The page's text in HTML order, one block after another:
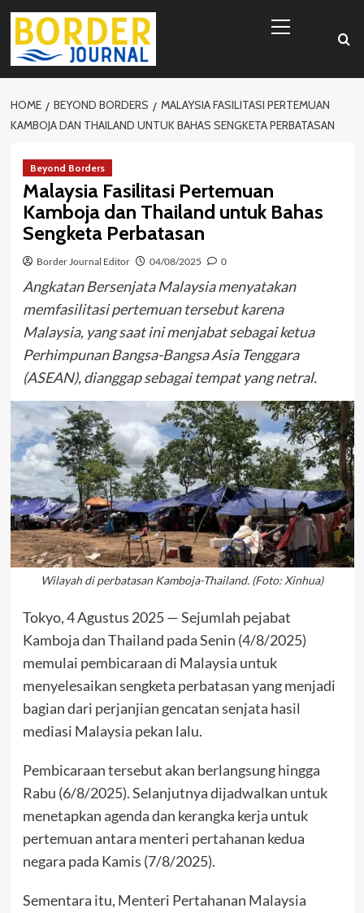
Skip
content
Menu
HOME BEYOND BORDERS
MALAYSIA FASILITASI PERTEMUAN
KAMBOJA DAN THAILAND UNTUK BAHAS SENGKETA PERBATASAN
Beyond Borders
Malaysia Fasilitasi Pertemuan
Kamboja dan Thailand untuk Bahas
Sengketa Perbatasan
Border Journal Editor 04/08/2025 0
Angkatan Bersenjata Malaysia menyatakan
memfasilitasi pertemuan tersebut karena
Malaysia, yang saat ini menjabat sebagai ketua
Perhimpunan Bangsa-Bangsa Asia Tenggara
(ASEAN), dianggap sebagai tempat yang netral.
Wilayah di perbatasan Kamboja-Thailand. (Foto: Xinhua)
Tokyo, 4 Agustus 2025 — Sejumlah pejabat
Kamboja dan Thailand pada Senin (4/8/2025)
memulai pembicaraan di Malaysia untuk
menyelesaikan sengketa perbatasan yang menjadi
bagian dari perjanjian gencatan senjata hasil
mediasi Malaysia pekan lalu.
Pembicaraan tersebut akan berlangsung hingga
Rabu (6/8/2025). Selanjutnya dijadwalkan untuk
menetapkan agenda dan kerangka kerja untuk
pertemuan antara menteri pertahanan kedua
negara pada Kamis (7/8/2025).
Sementara itu, Menteri Pertahanan Malaysia